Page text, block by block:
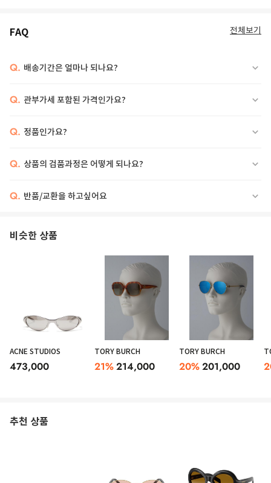
FAQ 전체보기
Q. 배송기간은 얼마나 되나요?
Q. 관부가세 포함된 가격인가요?
Q. 정품인가요?
Q. 상품의 검품과정은 어떻게 되나요?
Q. 반품/교환을 하고싶어요
비슷한 상품
ACNE STUDIOS
473,000
TORY BURCH
21%214,000
TORY BURCH
20%201,000
추천 상품